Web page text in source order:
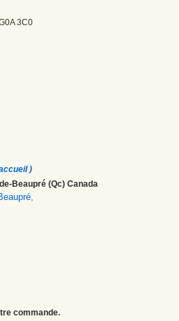
3C0
)
de-Beaupré (Qc) Canada
commande.